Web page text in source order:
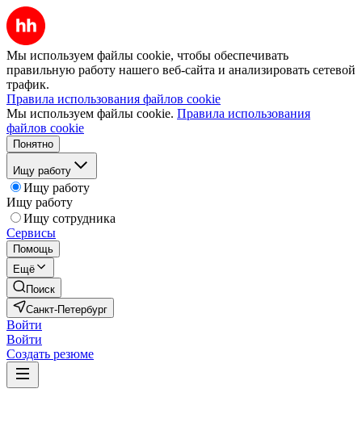
Мы используем файлы cookie, чтобы обеспечивать
правильную работу нашего веб-сайта и анализировать сетевой
трафик.
Правила использования файлов cookie
Мы используем файлы cookie. Правила использования
файлов cookie
Понятно
Ищу работу
Ищу работу
Ищу работу
Ищу сотрудника
Сервисы
Помощь
Ещё
Поиск
Санкт-Петербург
Войти
Войти
Создать резюме